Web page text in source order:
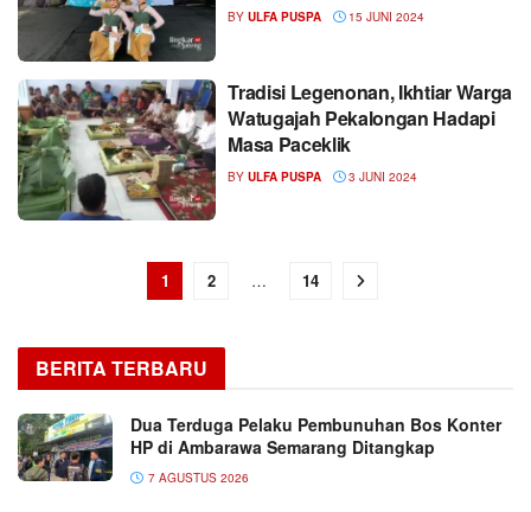
BY ULFA PUSPA 15 JUNI 2024
Tradisi Legenonan, Ikhtiar Warga
Watugajah Pekalongan Hadapi
Masa Paceklik
BY ULFA PUSPA 3 JUNI 2024
1 2 … 14
BERITA TERBARU
Dua Terduga Pelaku Pembunuhan Bos Konter
HP di Ambarawa Semarang Ditangkap
7 AGUSTUS 2026